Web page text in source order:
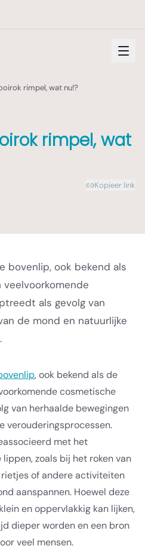
rimpel, wat nu!?
rimpel, wat
Kopieer link
bovenlip, ook bekend als
veelvoorkomende
als gevolg van
de mond en natuurlijke
, ook bekend als de
cosmetische
van herhaalde bewegingen
verouderingsprocessen.
met het
zoals bij het roken van
of andere activiteiten
aanspannen. Hoewel deze
en oppervlakkig kan lijken,
dieper worden en een bron
veel mensen.